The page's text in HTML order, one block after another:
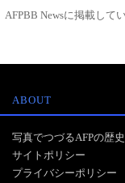
AFPBB Newsに掲載して
ABOUT
写真でつづるAFPの歴史
サイトポリシー
プライバシーポリシー